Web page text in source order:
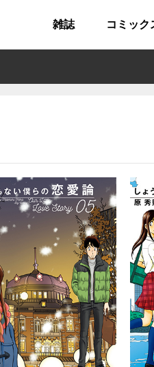
雑誌 コミック